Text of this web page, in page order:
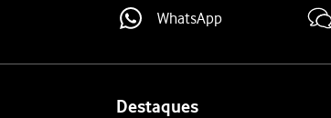
WhatsApp
Destaques